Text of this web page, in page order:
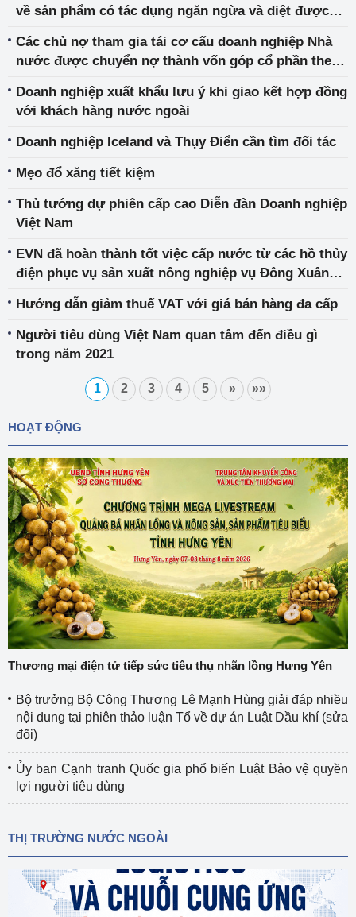
về sản phẩm có tác dụng ngăn ngừa và diệt được
Các chủ nợ tham gia tái cơ cấu doanh nghiệp Nhà
nước được chuyển nợ thành vốn góp cổ phần theo
Doanh nghiệp xuất khẩu lưu ý khi giao kết hợp đồng
với khách hàng nước ngoài
Doanh nghiệp Iceland và Thụy Điển cần tìm đối tác
Mẹo đổ xăng tiết kiệm
Thủ tướng dự phiên cấp cao Diễn đàn Doanh nghiệp
Việt Nam
EVN đã hoàn thành tốt việc cấp nước từ các hồ thủy
điện phục vụ sản xuất nông nghiệp vụ Đông Xuân
Hướng dẫn giảm thuế VAT với giá bán hàng đa cấp
Người tiêu dùng Việt Nam quan tâm đến điều gì
trong năm 2021
1 2 3 4 5 » »»
HOẠT ĐỘNG
Thương mại điện tử tiếp sức tiêu thụ nhãn lồng Hưng Yên
Bộ trưởng Bộ Công Thương Lê Mạnh Hùng giải đáp nhiều
nội dung tại phiên thảo luận Tổ về dự án Luật Dầu khí (sửa
đổi)
Ủy ban Cạnh tranh Quốc gia phổ biến Luật Bảo vệ quyền
lợi người tiêu dùng
THỊ TRƯỜNG NƯỚC NGOÀI